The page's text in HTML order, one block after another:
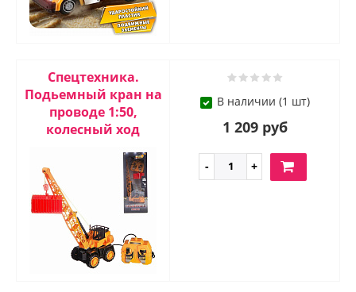
Спецтехника.
Подьемный кран на
проводе 1:50,
колесный ход
В наличии (1 шт)
1 209 руб